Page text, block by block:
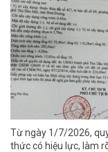
Từ ngày 1/7/2026,
thức có hiệu lực, làm